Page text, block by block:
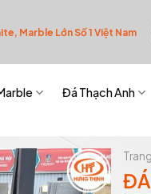
Marble Lớn Số 1 Việt Nam
Đá Thạch Anh
ĐÁ